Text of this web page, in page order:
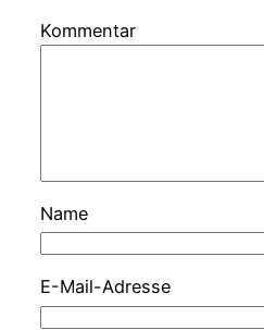
Kommentar
Name
E-Mail-Adresse